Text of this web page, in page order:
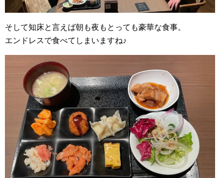
そして知床と言えば朝も夜もとっても豪華な食事。
エンドレスで食べてしまいますね♪